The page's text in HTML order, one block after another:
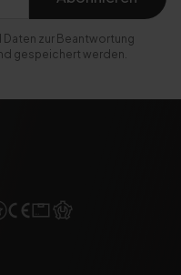
Daten zur Beantwortung
gespeichert werden.